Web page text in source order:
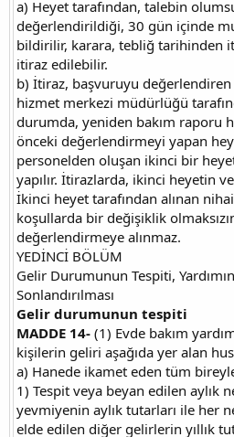
a) Heyet tarafından, talebin
değerlendirildiği, 30 gün içinde
bildirilir, karara, tebliğ tarihinden
itiraz edilebilir.
b) İtiraz, başvuruyu
hizmet merkezi müdürlüğü
durumda, yeniden bakım raporu
önceki değerlendirmeyi yapan
personelden oluşan ikinci bir
yapılır. İtirazlarda, ikinci heyetin
İkinci heyet tarafından alınan
koşullarda bir değişiklik
değerlendirmeye alınmaz.
YEDİNCİ BÖLÜM
Gelir Durumunun Tespiti,
Sonlandırılması
Gelir durumunun tespiti
MADDE 14- (1) Evde bakım
kişilerin geliri aşağıda yer alan
a) Hanede ikamet eden tüm
1) Tespit veya beyan edilen aylık
yevmiyenin aylık tutarları ile her
elde edilen diğer gelirlerin yıllık